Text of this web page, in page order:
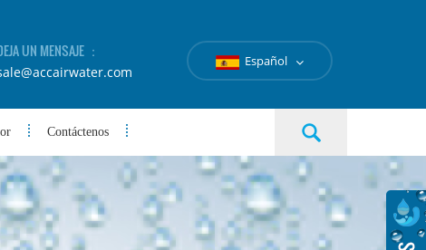
UN MENSAJE ：
Español
Contáctenos